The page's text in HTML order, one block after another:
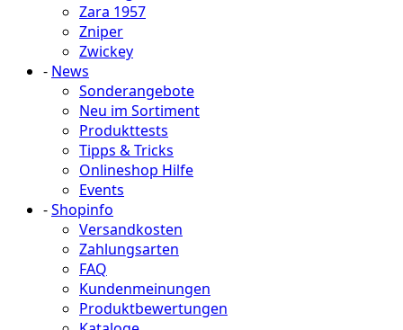
Zara 1957
Zniper
Zwickey
- News
Sonderangebote
Neu im Sortiment
Produkttests
Tipps & Tricks
Onlineshop Hilfe
Events
-Shopinfo
Versandkosten
Zahlungsarten
FAQ
Kundenmeinungen
Produktbewertungen